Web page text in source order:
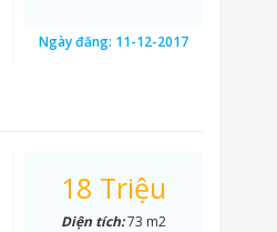
Ngày đăng: 11-12-2017
18 Triệu
Diện tích:73 m2